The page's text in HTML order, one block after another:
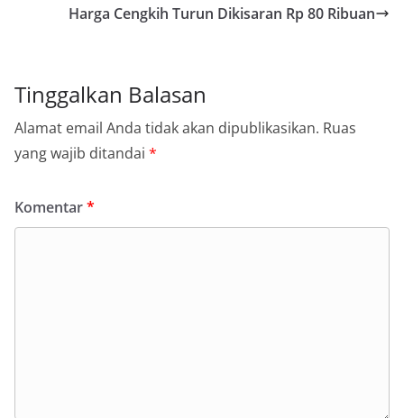
Harga Cengkih Turun Dikisaran Rp 80 Ribuan
Tinggalkan Balasan
Alamat email Anda tidak akan dipublikasikan. Ruas
yang wajib ditandai *
Komentar*